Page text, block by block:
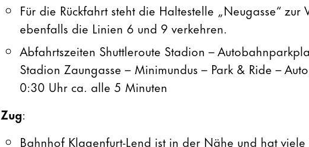
Für die Rückfahrt steht die Haltestelle „Neugasse“
ebenfalls die Linien 6 und 9 verkehren.
Abfahrtszeiten Shuttleroute Stadion –
Stadion Zaungasse – Minimundus – Park & Ride –
0:30 Uhr ca. alle 5 Minuten
Zug:
Bahnhof Klagenfurt-Lend ist in der Nähe und hat